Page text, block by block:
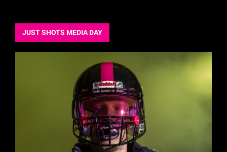
JUST SHOTS MEDIA DAY